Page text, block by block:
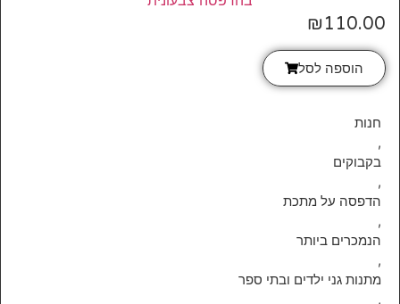
₪110.00
הוספה לסל
חנות
,
בקבוקים
,
הדפסה על מתכת
,
הנמכרים ביותר
,
מתנות גני ילדים ובתי ספר
,